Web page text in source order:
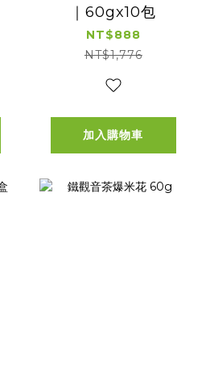
｜60gx10包
NT$888
NT$1,776
加入購物車